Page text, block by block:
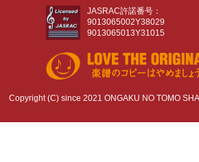
JASRAC許諾番号：
9013065002Y38029
9013065013Y31015
Copyright (C) since 2021 ONGAKU NO TOMO